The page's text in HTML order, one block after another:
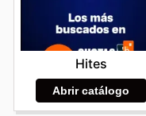
Hites
Abrir catálogo